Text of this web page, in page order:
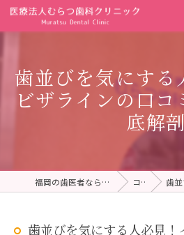
歯並びを気にする
ビザラインの口
底解
福岡の歯医者ならむらつ歯科クリニック コラム 歯並びを
歯並びを気にする人必見！